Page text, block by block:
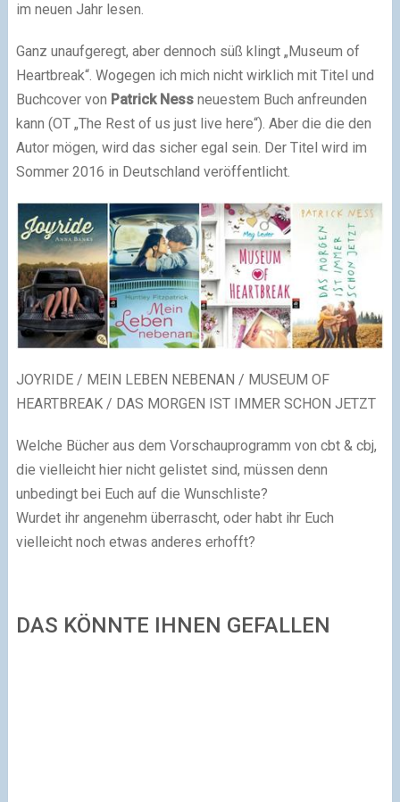
im neuen Jahr lesen.
Ganz unaufgeregt, aber dennoch süß klingt „Museum of
Heartbreak“. Wogegen ich mich nicht wirklich mit Titel und
Buchcover von Patrick Nessneuestem Buch anfreunden
kann (OT „The Rest of us just live here“). Aber die die den
Autor mögen, wird das sicher egal sein. Der Titel wird im
Sommer 2016 in Deutschland veröffentlicht.
JOYRIDE / MEIN LEBEN NEBENAN / MUSEUM OF
HEARTBREAK / DAS MORGEN IST IMMER SCHON JETZT
Welche Bücher aus dem Vorschauprogramm von cbt & cbj,
die vielleicht hier nicht gelistet sind, müssen denn
unbedingt bei Euch auf die Wunschliste?
Wurdet ihr angenehm überrascht, oder habt ihr Euch
vielleicht noch etwas anderes erhofft?
DAS KÖNNTE IHNEN GEFALLEN